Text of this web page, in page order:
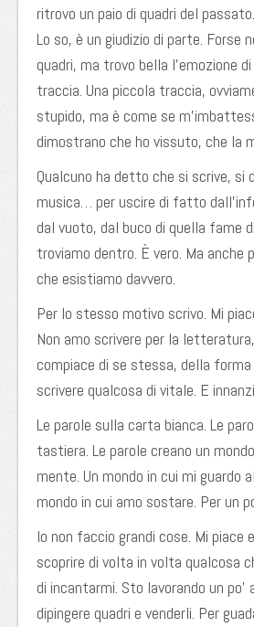
ritrovo un paio di quadri del
Lo so, è un giudizio di parte. Forse
quadri, ma trovo bella l’emozione
traccia. Una piccola traccia,
stupido, ma è come se
dimostrano che ho vissuto, che la
Qualcuno ha detto che si scrive, si
musica… per uscire di fatto
dal vuoto, dal buco di quella fame
troviamo dentro. È vero. Ma anche
che esistiamo davvero.
Per lo stesso motivo scrivo. Mi
Non amo scrivere per la
compiace di se stessa, della forma
scrivere qualcosa di vitale. E
Le parole sulla carta bianca. Le
tastiera. Le parole creano un
mente. Un mondo in cui mi guardo
mondo in cui amo sostare. Per un
Io non faccio grandi cose. Mi piace
scoprire di volta in volta qualcosa
di incantarmi. Sto lavorando un po’
dipingere quadri e venderli. Per